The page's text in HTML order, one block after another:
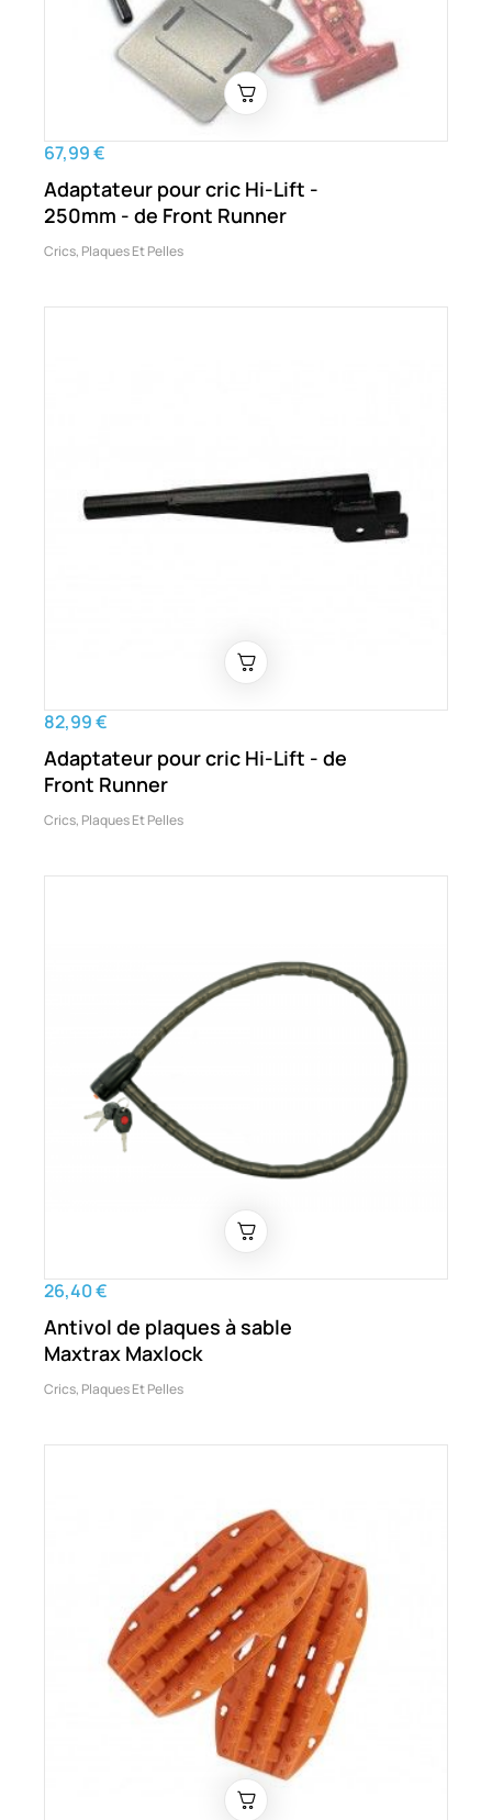
67,99 €
Adaptateur pour cric Hi-Lift -
250mm - de Front Runner
Crics, Plaques Et Pelles
82,99 €
Adaptateur pour cric Hi-Lift - de
Front Runner
Crics, Plaques Et Pelles
26,40 €
Antivol de plaques à sable
Maxtrax Maxlock
Crics, Plaques Et Pelles